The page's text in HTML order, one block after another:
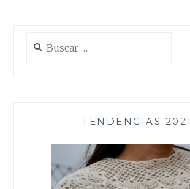
TENDENCIAS 2021